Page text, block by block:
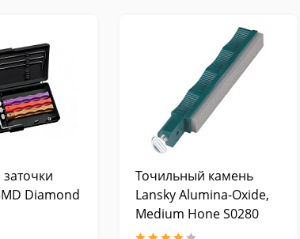
Diamond
Точильный камень
Lansky Alumina-Oxide,
Medium Hone S0280
(280grit)